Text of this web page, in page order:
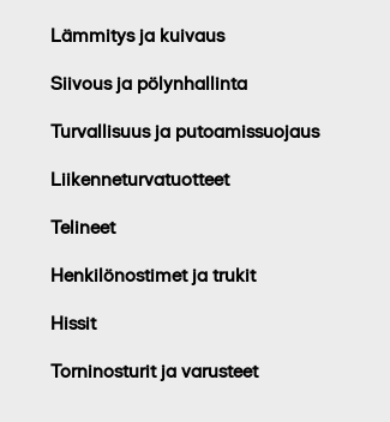
Lämmitys ja kuivaus
Siivous ja pölynhallinta
Turvallisuus ja putoamissuojaus
Liikenneturvatuotteet
Telineet
Henkilönostimet ja trukit
Hissit
Torninosturit ja varusteet